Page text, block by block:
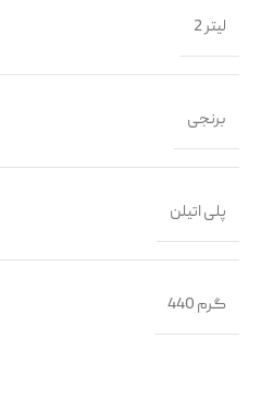
2 لیتر
برنجی
پلی اتیلن
440 گرم